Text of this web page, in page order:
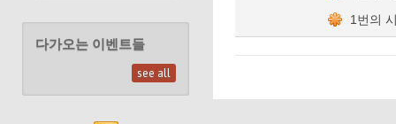
다가오는 이벤트들
see all
1번의